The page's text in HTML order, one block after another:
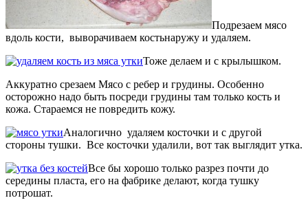
Подрезаем мясо
вдоль кости, выворачиваем костьнаружу и удаляем.
Тоже делаем и с крылышком.
Аккуратно срезаем Мясо с ребер и грудины. Особенно
осторожно надо быть посреди грудины там только кость и
кожа. Стараемся не повредить кожу.
Аналогично удаляем косточки и с другой
стороны тушки. Все косточки удалили, вот так выглядит утка.
Все бы хорошо только разрез почти до
середины пласта, его на фабрике делают, когда тушку
потрошат.